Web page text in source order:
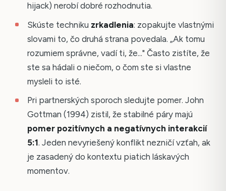
hijack) nerobí dobré rozhodnutia.
Skúste techniku zrkadlenia: zopakujte vlastnými
slovami to, čo druhá strana povedala. „Ak tomu
rozumiem správne, vadí ti, že..." Často zistíte, že
ste sa hádali o niečom, o čom ste si vlastne
mysleli to isté.
Pri partnerských sporoch sledujte pomer. John
Gottman (1994) zistil, že stabilné páry majú
pomer pozitívnych a negatívnych interakcií
5:1. Jeden nevyriešený konflikt nezničí vzťah, ak
je zasadený do kontextu piatich láskavých
momentov.